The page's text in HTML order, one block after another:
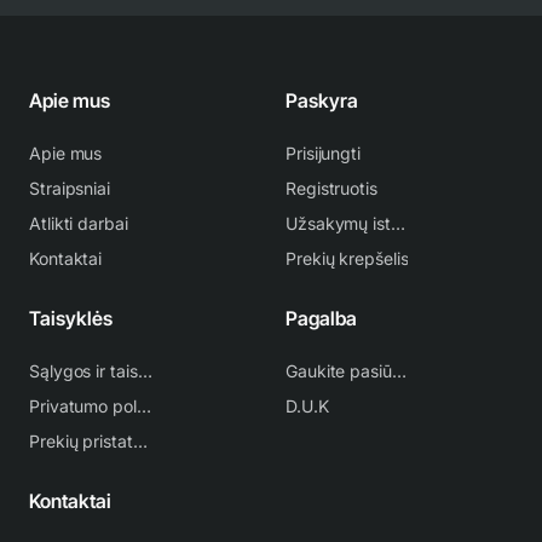
Apie mus
Apie mus
Straipsniai
Atlikti darbai
Kontaktai
Paskyra
Prisijungti
Registruotis
Užsakymų istorija
Prekių krepšelis
Taisyklės
Sąlygos ir taisyklės
Privatumo politika
Prekių pristatymas
Pagalba
Gaukite pasiūlymą
D.U.K
Kontaktai